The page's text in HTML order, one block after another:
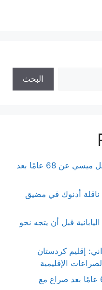
البحث
توفي خورخي ميسي والد ليونيل ميسي عن 68 عامًا بعد
ناقلة أدنوك في مضيق
قبل أن يتجه نحو
إقليم كردستان
الإقليمية
وفاة والد ليونيل ميسي عن 68 عامًا بعد صراع مع